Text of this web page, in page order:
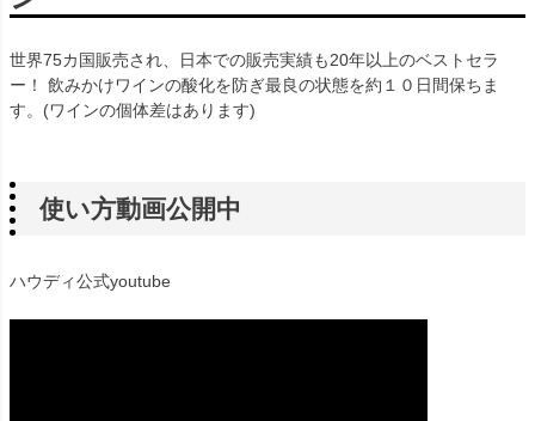
世界75カ国販売され、日本での販売実績も20年以上のベストセラ
ー！ 飲みかけワインの酸化を防ぎ最良の状態を約１０日間保ちま
す。(ワインの個体差はあります)
使い方動画公開中
ハウディ公式youtube